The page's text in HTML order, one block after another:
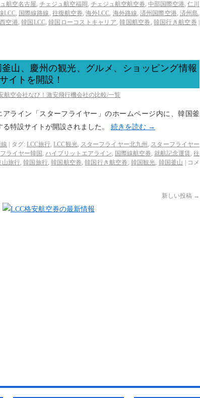
航空名古屋, チェジュ航空福岡 , チェジュ航空航空券, 中部国際空港, 仁川
LCC, 国際線路線 , 往復航空券,海外LCC, 海外路線,済州国際空港, 済州島,
空港,韓国LCC, 韓国ローコストキャリア,韓国航空券 , 韓国行き航空券
山、慶州の観光、グルメ、ショッピング情報
イトを開設！
航空会社なび！激安飛行機会社の比較/一覧
アライン「スターフライヤー」のホームページ内に、韓国釜
特設サイトが開設されました。 続きを読む →
タグ: LCC旅行,LCC観光, スターフライヤー北九州 , スターフライヤー
ライヤー韓国 , ハイブリットエアライン, 国際線航空券, 就航記念運賃, 往
山旅行,韓国旅行,韓国航空券,韓国行き航空券 , 韓国観光, 韓国釜山
コメ
新しい投稿 →